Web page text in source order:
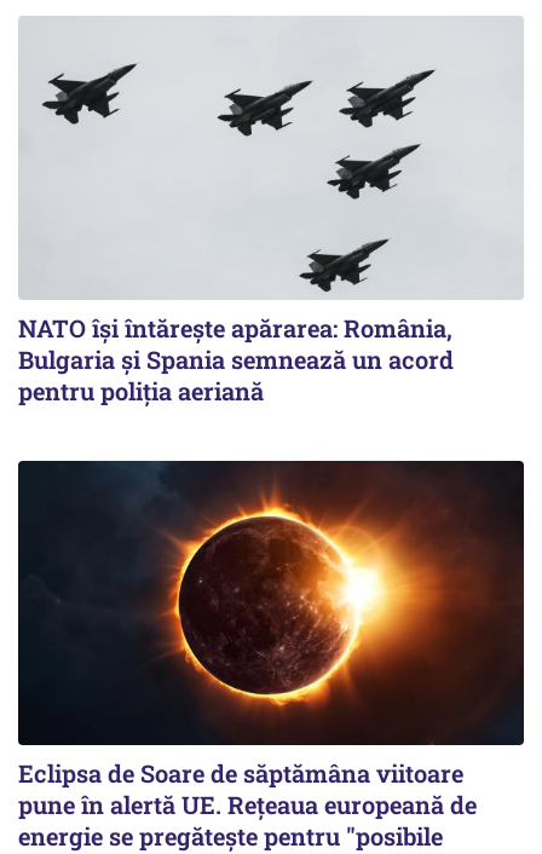
NATO își întărește apărarea: România,
Bulgaria și Spania semnează un acord
pentru poliția aeriană
Eclipsa de Soare de săptămâna viitoare
pune în alertă UE. Rețeaua europeană de
energie se pregătește pentru "posibile